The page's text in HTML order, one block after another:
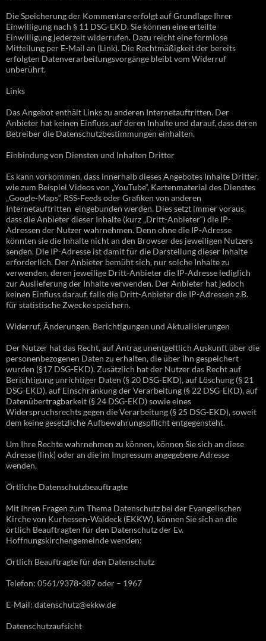
Die Speicherung der Kommentare erfolgt auf Grundlage Ihrer
Einwilligung nach § 11 DSG-EKD. Sie können eine erteilte
Einwilligung jederzeit widerrufen. Dazu reicht eine formlose
Mitteilung per E-Mail an (Link). Die Rechtmäßigkeit der bereits
erfolgten Datenverarbeitungsvorgänge bleibt vom Widerruf
unberührt.
Links
Das Angebot enthält Links zu anderen Internetauftritten. Der
Anbieter hat keinen Einfluss auf deren Inhalte und darauf, dass deren
Betreiber die Datenschutzbestimmungen einhalten.
Einbindung von Diensten und Inhalten Dritter
Es kann vorkommen, dass innerhalb dieses Angebotes Inhalte Dritter,
wie zum Beispiel Videos von „YouTube“, Kartenmaterial des Dienstes
„Google-Maps“, RSS-Feeds oder Grafiken von anderen
Internetauftritten eingebunden werden. Dies setzt immer voraus,
dass die Anbieter dieser Inhalte (kurz „Dritt-Anbieter“) die IP-
Adressen der Nutzer wahrnehmen. Denn ohne die IP-Adresse
könnten sie die Inhalte nicht an den Browser des jeweiligen Nutzers
senden. Die IP-Adresse ist damit für die Darstellung dieser Inhalte
erforderlich. Der Anbieter bemüht sich, nur solche Inhalte zu
verwenden, deren jeweilige Dritt-Anbieter die IP-Adresse lediglich
zur Auslieferung der Inhalte verwenden. Der Anbieter hat jedoch
keinen Einfluss darauf, falls die Dritt-Anbieter die IP-Adressen z.B.
für statistische Zwecke speichern.
Widerruf, Änderungen, Berichtigungen und Aktualisierungen
Der Nutzer hat das Recht, auf Antrag unentgeltlich Auskunft über die
personenbezogenen Daten zu erhalten, die über ihn gespeichert
wurden (§17 DSG-EKD). Zusätzlich hat der Nutzer das Recht auf
Berichtigung unrichtiger Daten (§ 20 DSG-EKD), auf Löschung (§ 21
DSG-EKD), auf Einschränkung der Verarbeitung (§ 22 DSG-EKD), auf
Datenübertragbarkeit (§ 24 DSG-EKD) sowie eines
Widerspruchsrechts gegen die Verarbeitung (§ 25 DSG-EKD), soweit
dem keine gesetzliche Aufbewahrungspflicht entgegensteht.
Um Ihre Rechte wahrnehmen zu können, können Sie sich an diese
Adresse (link) oder an die im Impressum angegebene Adresse
wenden.
Örtliche Datenschutzbeauftragte
Mit Ihren Fragen zum Thema Datenschutz bei der Evangelischen
Kirche von Kurhessen-Waldeck (EKKW), können Sie sich an die
örtlich Beauftragten für den Datenschutz der Ev.
Hoffnungskirchengemeinde wenden:
Örtlich Beauftragte für den Datenschutz
Telefon: 0561/9378-387 oder – 1967
E-Mail: datenschutz@ekkw.de
Datenschutzaufsicht